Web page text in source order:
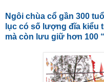
Ngôi chùa cổ gần 300
lục có số lượng đĩa kiểu
mà còn lưu giữ hơn 100